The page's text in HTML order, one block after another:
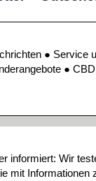
● Service
●
informiert: Wir
mit Informationen